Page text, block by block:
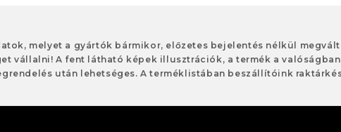
melyet a gyártók bármikor, előzetes bejelentés nélkül
vállalni! A fent látható képek illusztrációk, a termék a
után lehetséges. A terméklistában beszállítóink